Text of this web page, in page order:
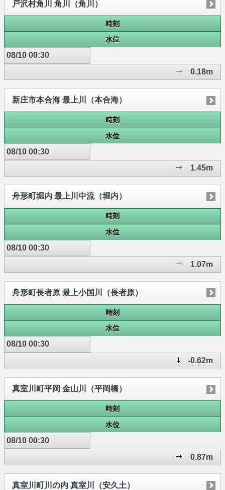
戸沢村角川 角川（角川）
時刻
水位
08/10 00:30
0.18m
新庄市本合海 最上川（本合海）
時刻
水位
08/10 00:30
1.45m
舟形町堀内 最上川中流（堀内）
時刻
水位
08/10 00:30
1.07m
舟形町長者原 最上小国川（長者原）
時刻
水位
08/10 00:30
-0.62m
真室川町平岡 金山川（平岡橋）
時刻
水位
08/10 00:30
0.87m
真室川町川の内 真室川（安久土）